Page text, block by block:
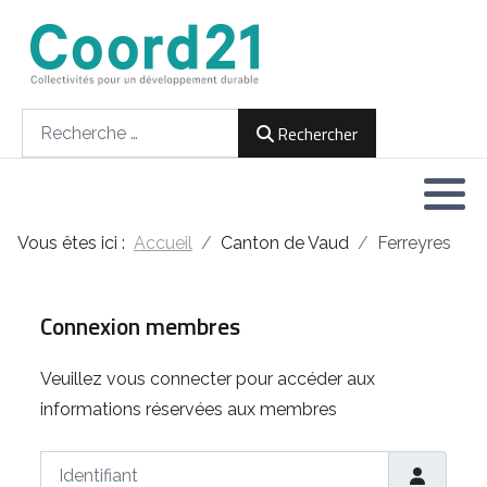
Rechercher
Vous êtes ici : Accueil Canton de Vaud Ferreyres
Connexion membres
Veuillez vous connecter pour accéder aux
informations réservées aux membres
Identifiant
Développement durable et Agenda 21
Implémentation locale de l'Agenda
2021
2022
2024
Lettres d'informations
Rencontres thématiques
Documents